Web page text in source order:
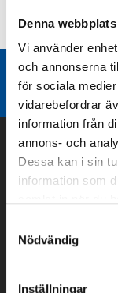
Denna
Vi använder
och annonserna
för sociala
vidarebefordrar
information från
annons- och
Dessa kan i sin
information som
Nödvändig
Inställningar
Liknande